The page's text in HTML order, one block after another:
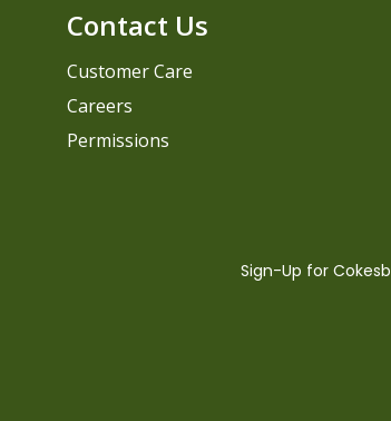
Contact Us
Customer Care
Careers
Permissions